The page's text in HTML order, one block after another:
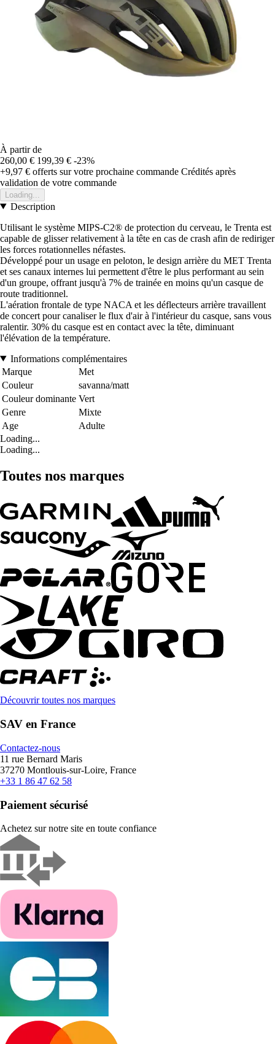
À partir de
260,00 € 199,39 € -23%
+9,97 € offerts sur votre prochaine commande Crédités après
validation de votre commande
Loading...
Description
Utilisant le système MIPS-C2® de protection du cerveau, le Trenta est
capable de glisser relativement à la tête en cas de crash afin de rediriger
les forces rotationnelles néfastes.
Développé pour un usage en peloton, le design arrière du MET Trenta
et ses canaux internes lui permettent d'être le plus performant au sein
d'un groupe, offrant jusqu'à 7% de trainée en moins qu'un casque de
route traditionnel.
L'aération frontale de type NACA et les déflecteurs arrière travaillent
de concert pour canaliser le flux d'air à l'intérieur du casque, sans vous
ralentir. 30% du casque est en contact avec la tête, diminuant
l'élévation de la température.
Informations complémentaires
Marque
Met
Couleur
savanna/matt
Couleur dominante Vert
Genre
Mixte
Age
Adulte
Loading...
Loading...
Toutes nos marques
Découvrir toutes nos marques
SAV en France
Contactez-nous
11 rue Bernard Maris
37270 Montlouis-sur-Loire, France
+33 1 86 47 62 58
Paiement sécurisé
Achetez sur notre site en toute confiance